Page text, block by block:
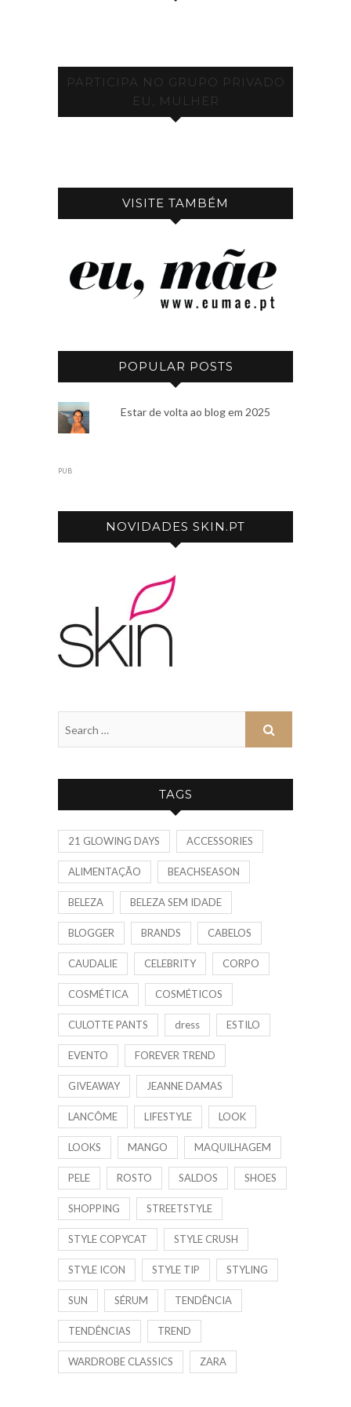
PARTICIPA NO GRUPO PRIVADO
EU, MULHER
VISITE TAMBÉM
POPULAR POSTS
Estar de volta ao blog em 2025
PUB
NOVIDADES SKIN.PT
TAGS
21 GLOWING DAYS ACCESSORIES
ALIMENTAÇÃO BEACHSEASON
BELEZA BELEZA SEM IDADE
BLOGGER BRANDS CABELOS
CAUDALIE CELEBRITY CORPO
COSMÉTICA COSMÉTICOS
CULOTTE PANTS dress ESTILO
EVENTO FOREVER TREND
GIVEAWAY JEANNE DAMAS
LANCÔME LIFESTYLE LOOK
LOOKS MANGO MAQUILHAGEM
PELE ROSTO SALDOS SHOES
SHOPPING STREETSTYLE
STYLE COPYCAT STYLE CRUSH
STYLE ICON STYLE TIP STYLING
SUN SÉRUM TENDÊNCIA
TENDÊNCIAS TREND
WARDROBE CLASSICS ZARA